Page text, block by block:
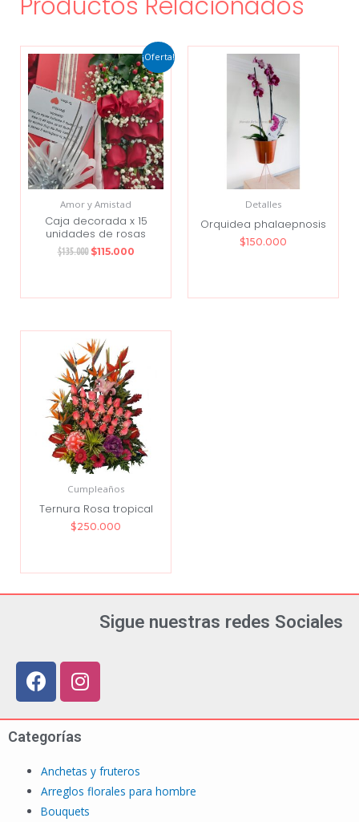
¡Oferta!
Amor y Amistad
Caja decorada x 15
unidades de rosas
$135.000 $115.000
Detalles
Orquidea phalaepnosis
$150.000
Cumpleaños
Ternura Rosa tropical
$250.000
Sigue nuestras redes Sociales
Categorías
Anchetas y fruteros
Arreglos florales para hombre
Bouquets